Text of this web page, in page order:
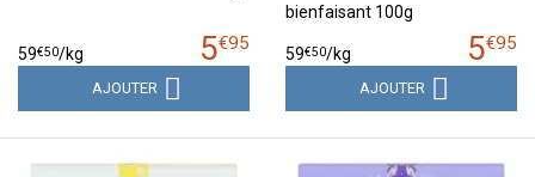
5€95
59€50/kg
AJOUTER
bienfaisant 100g
5€95
59€50/kg
AJOUTER